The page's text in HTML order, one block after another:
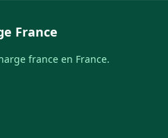
France
france en France.